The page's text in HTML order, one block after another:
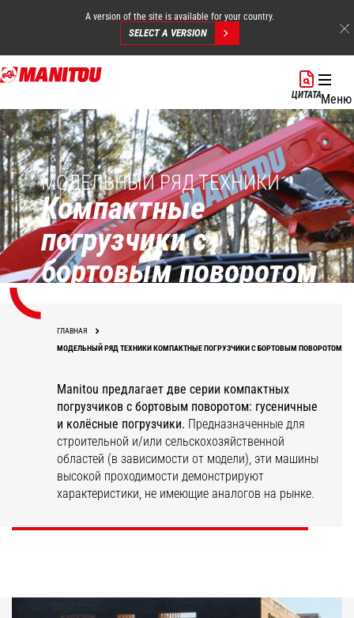
Перейти
к
содержанию
A version of the site is available for your country.
SELECT A VERSION
ЦИТАТАМеню
МОДЕЛЬНЫЙ РЯД ТЕХНИКИ
Компактные
погрузчики с
бортовым поворотом
ГЛАВНАЯ
МОДЕЛЬНЫЙ РЯД ТЕХНИКИ КОМПАКТНЫЕ ПОГРУЗЧИКИ С БОРТОВЫМ ПОВОРОТОМ
Manitou предлагает две серии компактных
погрузчиков с бортовым поворотом: гусеничные
и колёсные погрузчики. Предназначенные для
строительной и/или сельскохозяйственной
областей (в зависимости от модели), эти машины
высокой проходимости демонстрируют
характеристики, не имеющие аналогов на рынке.
SL/V RT/VT